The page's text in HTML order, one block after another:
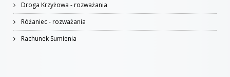
Droga Krzyżowa - rozważania
Różaniec - rozważania
Rachunek Sumienia